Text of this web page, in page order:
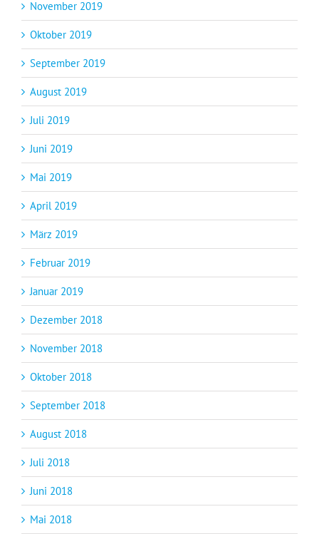
November 2019
Oktober 2019
September 2019
August 2019
Juli 2019
Juni 2019
Mai 2019
April 2019
März 2019
Februar 2019
Januar 2019
Dezember 2018
November 2018
Oktober 2018
September 2018
August 2018
Juli 2018
Juni 2018
Mai 2018